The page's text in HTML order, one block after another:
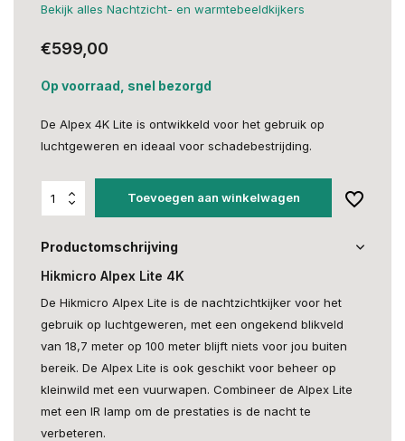
Bekijk alles Nachtzicht- en warmtebeeldkijkers
€599,00
Op voorraad, snel bezorgd
De Alpex 4K Lite is ontwikkeld voor het gebruik op
luchtgeweren en ideaal voor schadebestrijding.
Toevoegen aan winkelwagen
Productomschrijving
Hikmicro Alpex Lite 4K
De Hikmicro Alpex Lite is de nachtzichtkijker voor het
gebruik op luchtgeweren, met een ongekend blikveld
van 18,7 meter op 100 meter blijft niets voor jou buiten
bereik. De Alpex Lite is ook geschikt voor beheer op
kleinwild met een vuurwapen. Combineer de Alpex Lite
met een IR lamp om de prestaties is de nacht te
verbeteren.